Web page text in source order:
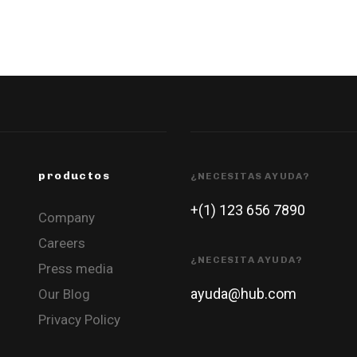
productos
Company
Careers
Press media
Our Blog
Privacy Policy
¿NECESITAS AYUDA?
+(1) 123 656 7890
¿NECESITA AYUDA?
ayuda@hub.com